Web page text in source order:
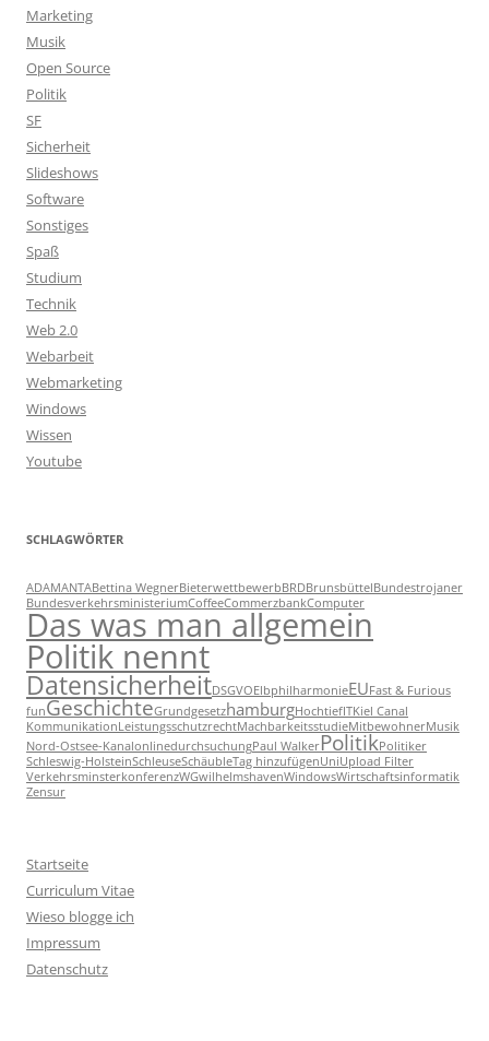
Marketing
Musik
Open Source
Politik
SF
Sicherheit
Slideshows
Software
Sonstiges
Spaß
Studium
Technik
Web 2.0
Webarbeit
Webmarketing
Windows
Wissen
Youtube
SCHLAGWÖRTER
ADAMANTABettina WegnerBieterwettbewerbBRDBrunsbüttelBundestrojaner
BundesverkehrsministeriumCoffeeCommerzbankComputer
Das was man allgemein
Politik nennt
DatensicherheitDSGVOElbphilharmonieEUFast & Furious
funGeschichteGrundgesetzhamburgHochtiefITKiel Canal
KommunikationLeistungsschutzrechtMachbarkeitsstudieMitbewohnerMusik
Nord-Ostsee-KanalonlinedurchsuchungPaul WalkerPolitikPolitiker
Schleswig-HolsteinSchleuseSchäubleTag hinzufügenUniUpload Filter
VerkehrsminsterkonferenzWGwilhelmshavenWindowsWirtschaftsinformatik
Zensur
Startseite
Curriculum Vitae
Wieso blogge ich
Impressum
Datenschutz